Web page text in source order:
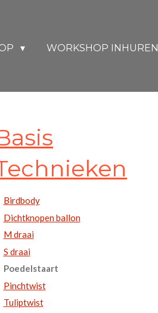
WORKSHOP INHUREN
Birdbody
Dichtknopen ballon
M draai
S draai
Poedelstaart
Pinchtwist
Tuliptwist